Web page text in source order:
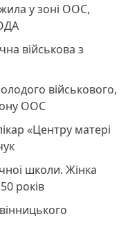
у зоні ООС,
військова з
військового,
ООС
«Центру матері
школи. Жінка
років